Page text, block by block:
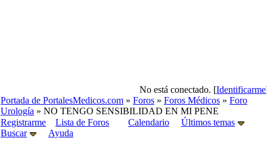
No está conectado. [Identificarme
Portada de PortalesMedicos.com » Foros » Foros Médicos » Foro
Urología » NO TENGO SENSIBILIDAD EN MI PENE
Registrarme
Lista de Foros Calendario
Últimos temas
Buscar
Ayuda